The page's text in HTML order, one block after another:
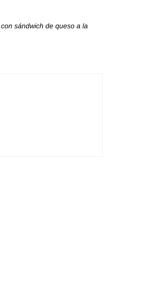
sándwich de queso a la